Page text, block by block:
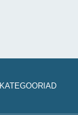
KATEGOORIAD